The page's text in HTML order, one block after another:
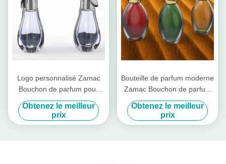
Logo personnalisé Zamac
Bouchon de parfum pour
emballage de parfum
personnalisé
Obtenez le meilleur
prix
Bouteille de parfum moderne
Zamac Bouchon de parfum
pour bouteille de parfum
carré avec un look
personnalisé
Obtenez le meilleur
prix